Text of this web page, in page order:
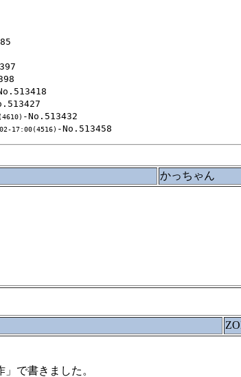
-No.513432
17:00(4516)
かっちゃん
で書きました。